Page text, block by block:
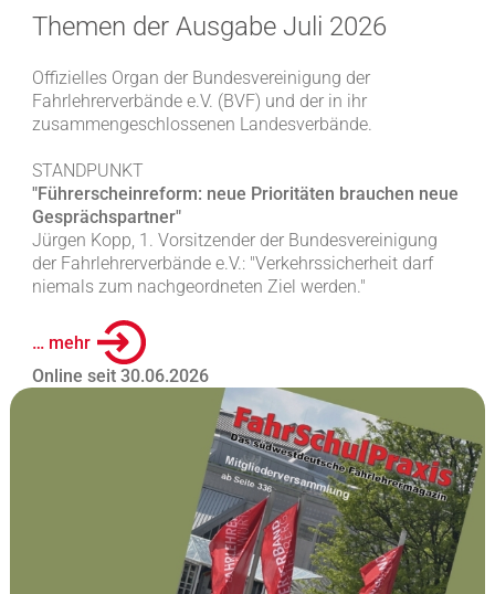
Themen der Ausgabe Juli 2026
Offizielles Organ der Bundesvereinigung der
Fahrlehrerverbände e.V. (BVF) und der in ihr
zusammengeschlossenen Landesverbände.
STANDPUNKT
"Führerscheinreform: neue Prioritäten brauchen neue
Gesprächspartner"
Jürgen Kopp, 1. Vorsitzender der Bundesvereinigung
der Fahrlehrerverbände e.V.: "Verkehrssicherheit darf
niemals zum nachgeordneten Ziel werden."
… mehr
Online seit 30.06.2026